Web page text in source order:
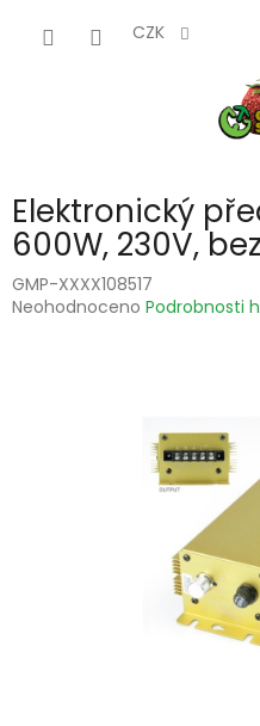
CZK
Elektronický
600W, 230V,
GMP-XXXX108517
Průměrné
Neohodnoceno Podrobnosti